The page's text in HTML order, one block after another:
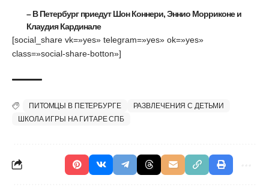
–В Петербург приедут Шон Коннери, Эннио Морриконе и
Клаудия Кардинале
[social_share vk=»yes» telegram=»yes» ok=»yes»
class=»social-share-botton»]
ПИТОМЦЫ В ПЕТЕРБУРГЕ
РАЗВЛЕЧЕНИЯ С ДЕТЬМИ
ШКОЛА ИГРЫ НА ГИТАРЕ СПБ